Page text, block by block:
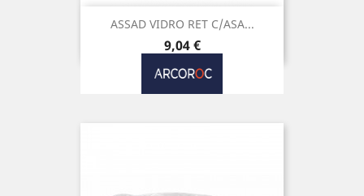
ASSAD VIDRO RET C/ASA...
Preço
9,04 €